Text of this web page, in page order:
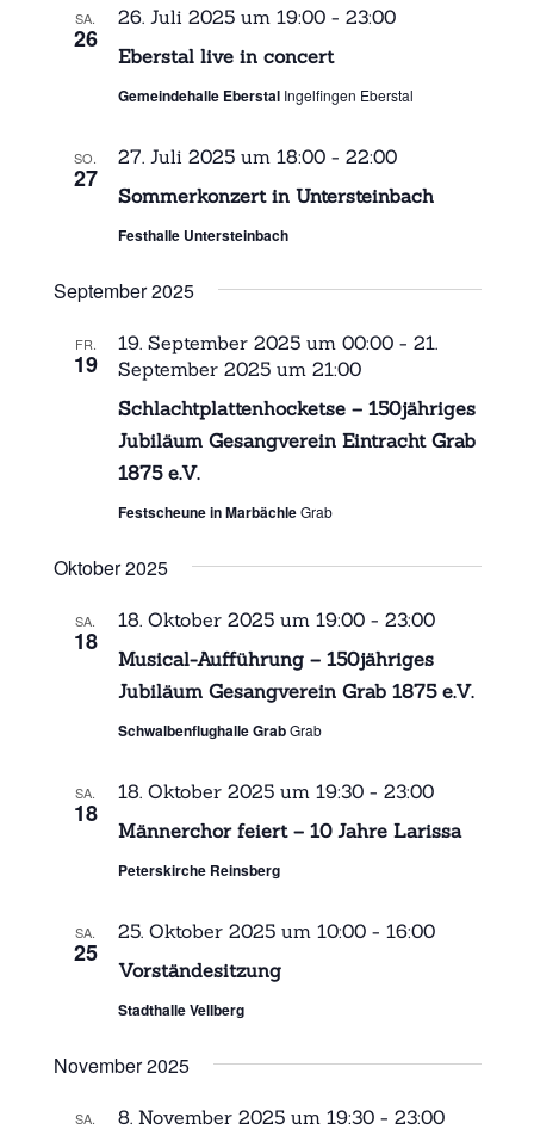
SA.
26
Eberstal live in concert
26. Juli 2025 um 19:00- 23:00
Gemeindehalle Eberstal Ingelfingen Eberstal
SO.
27
Sommerkonzert in Untersteinbach
27. Juli 2025 um 18:00- 22:00
Festhalle Untersteinbach
September 2025
FR.
19
Schlachtplattenhocketse – 150jähriges
Jubiläum Gesangverein Eintracht Grab
1875 e.V.
19. September 2025 um 00:00- 21.
September 2025 um 21:00
Festscheune in MarbächleGrab
Oktober 2025
SA.
18
Musical-Aufführung – 150jähriges
Jubiläum Gesangverein Grab 1875 e.V.
18. Oktober 2025 um 19:00- 23:00
Schwalbenflughalle GrabGrab
SA.
18
Männerchor feiert – 10 Jahre Larissa
18. Oktober 2025 um 19:30- 23:00
Peterskirche Reinsberg
SA.
25
Vorständesitzung
25. Oktober 2025 um 10:00- 16:00
Stadthalle Vellberg
November 2025
SA. 8. November 2025 um 19:30- 23:00